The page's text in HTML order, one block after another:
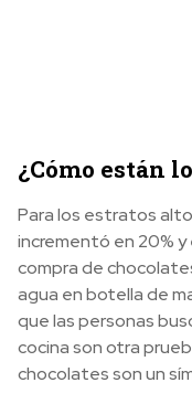
¿Cómo están
Para los estratos
incrementó en 20% y
compra de
agua en botella de
que las personas
cocina son otra
chocolates son un